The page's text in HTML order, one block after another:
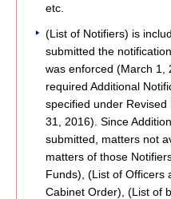
etc.
(List of Notifiers) is
submitted the
was enforced (March 1,
required Additional
specified under
31, 2016). Since
submitted, matters not
matters of those
Funds), (List of Officers
Cabinet Order), (List of